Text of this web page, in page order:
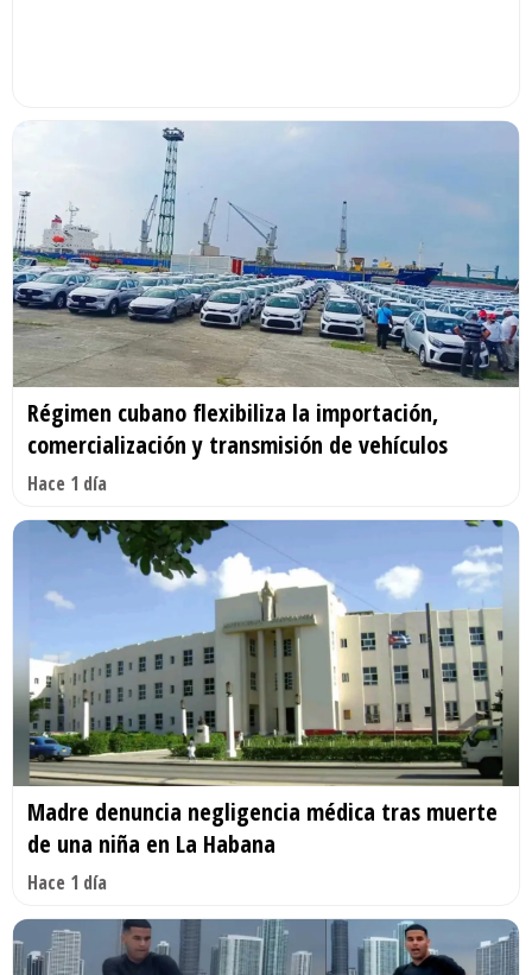
Régimen cubano flexibiliza la importación,
comercialización y transmisión de vehículos
Hace 1 día
Madre denuncia negligencia médica tras muerte
de una niña en La Habana
Hace 1 día